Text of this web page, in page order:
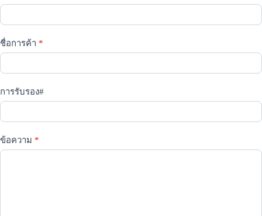
ชื่อการค้า *
การรับรอง#
ข้อความ *